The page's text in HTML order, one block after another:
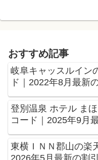
おすすめ記事
岐阜キャッスルイン
ド｜2022年8月最新
登別温泉 ホテル ま
コード｜2025年9月
東横ＩＮＮ郡山の楽
2026年5月最新の割